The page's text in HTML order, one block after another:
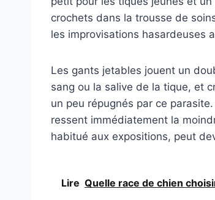
crochets dans la trousse de
les improvisations hasardeuses
Les gants jetables jouent un
sang ou la salive de la tique, et
un peu répugnés par ce
ressent immédiatement la
habitué aux expositions, peut
Lire Quelle race de chien